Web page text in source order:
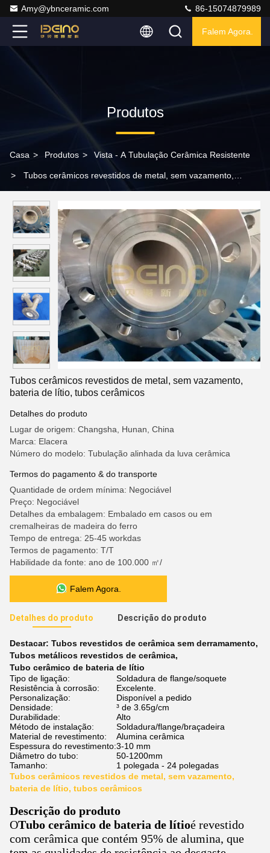
Amy@ybnceramic.com 86-15074879989
Falem Agora.
Produtos
Casa > Produtos > Vista - A Tubulação Cerâmica Resistente
> Tubos cerâmicos revestidos de metal, sem vazamento,
Tubos cerâmicos revestidos de metal, sem vazamento,
bateria de lítio, tubos cerâmicos
Detalhes do produto
Lugar de origem: Changsha, Hunan, China
Marca: Elacera
Número do modelo: Tubulação alinhada da luva cerâmica
Termos do pagamento & do transporte
Quantidade de ordem mínima: Negociável
Preço: Negociável
Detalhes da embalagem: Embalado em casos ou em
cremalheiras de madeira do ferro
Tempo de entrega: 25-45 workdas
Termos de pagamento: T/T
Habilidade da fonte: ano de 100.000 ㎡/
Falem Agora.
Detalhes do produto Descrição do produto
Destacar: Tubos revestidos de cerâmica sem derramamento,
Tubos metálicos revestidos de cerâmica,
Tubo cerâmico de bateria de lítio
Tipo de ligação:
Soldadura de flange/soquete
Resistência à corrosão:
Excelente.
Personalização:
Disponível a pedido
Densidade:
³ de 3.65g/cm
Durabilidade:
Alto
Método de instalação:
Soldadura/flange/braçadeira
Material de revestimento:
Alumina cerâmica
Espessura do revestimento:3-10 mm
Diâmetro do tubo:
50-1200mm
Tamanho:
1 polegada - 24 polegadas
Tubos cerâmicos revestidos de metal, sem vazamento,
bateria de lítio, tubos cerâmicos
Descrição do produto
OTubo cerâmico de bateria de lítioé revestido
com cerâmica que contém 95% de alumina, que